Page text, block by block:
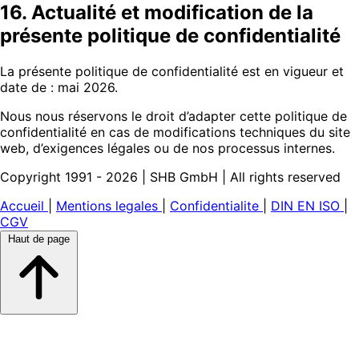
16. Actualité et modification de la
présente politique de confidentialité
La présente politique de confidentialité est en vigueur et
date de : mai 2026.
Nous nous réservons le droit d’adapter cette politique de
confidentialité en cas de modifications techniques du site
web, d’exigences légales ou de nos processus internes.
Copyright 1991 - 2026 | SHB GmbH | All rights reserved
Accueil
Mentions legales Confidentialite DIN EN ISO
CGV
Haut de page